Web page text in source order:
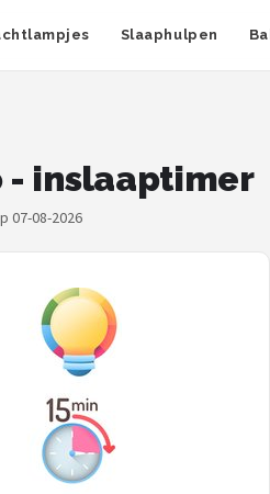
Slaaphulpen
- inslaaptimer
07-08-2026